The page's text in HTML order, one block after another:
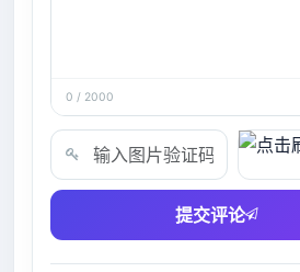
0 / 2000
验证码
提交评论